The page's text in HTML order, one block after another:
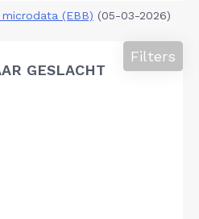
microdata (EBB) (05-03-2026)
GESLACHT
Filters